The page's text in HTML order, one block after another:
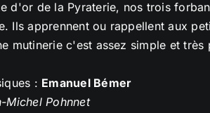
d'or de la Pyraterie, nos trois
Ils apprennent ou rappellent aux
mutinerie c'est assez simple et
: Emanuel Bémer
Michel Pohnnet